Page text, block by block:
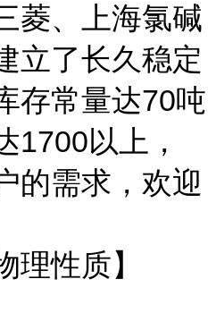
菱、上海氯碱
立了长久稳定
存常量达70吨
1700以上，
的需求，欢迎
理性质】